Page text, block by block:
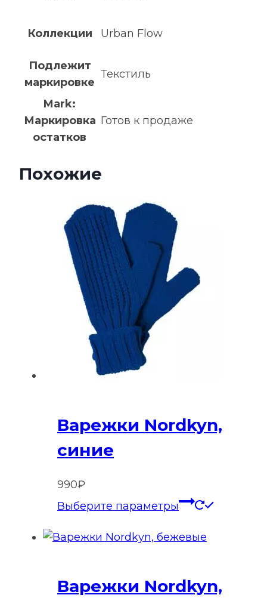
Коллекции Urban Flow
Подлежит
маркировке
Текстиль
Mark:
Маркировка
остатков
Готов к продаже
Похожие
Варежки Nordkyn,
синие
990₽
Выберите параметры
Этот
Опции
Варежки Nordkyn,